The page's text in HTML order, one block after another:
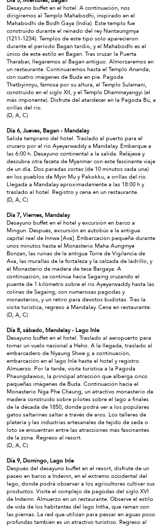
Desayuno buffet en el hotel. A continuación, nos
dirigiremos al Templo Mahabodhi, inspirado en el
Mahabodhi de Bodh Gaya (India). Este templo fue
construido durante el reinado del rey Nantaungmya
(1211-1234). Templos de este tipo solo aparecieron
durante el período Bagan tardío, y el Mahabodhi es el
único de este estilo en Bagan. Tras cruzar la Puerta
Tharabar, llegaremos al Bagan antiguo. Almorzaremos en
un restaurante. Continuaremos hasta el Templo Ananda,
con cuatro imágenes de Buda en pie. Pagoda
Thatbyinnyu, famosa por su altura, el Templo Sulamani,
construido en el siglo XII, y el Templo Dhammayangyi (el
más imponente). Disfrute del atardecer en la Pagoda Bu, a
orillas del río.
(D, A, C)
Día 6, Jueves, Bagan - Mandalay
Salida temprano del hotel. Traslado al puerto para el
crucero por el río Ayeyarwaddy a Mandalay. Embarque a
las 6:00 h. Desayuno continental a la salida. Relájese y
descubra otra faceta de Myanmar con este fascinante viaje
de un día. Dos paradas cortas (de 10 minutos cada una)
en los pueblos de Myin Mu y Pakokku, a orillas del río.
Llegada a Mandalay aproximadamente a las 18:00 h y
traslado al hotel. Registro y cena en un restaurante.
(D, A, C)
Día 7, Viernes, Mandalay
Desayuno buffet en el hotel y excursión en barco a
Mingun. Después, excursión en autobús a la antigua
capital real de Innwa [Ava]. Embarcación pequeña durante
unos minutos hasta el Monasterio Maha Aungmye
Bonzan, las ruinas de la antigua Torre de Vigilancia de
Ava, las murallas de la fortaleza y la calzada de ladrillo, y
el Monasterio de madera de teca Bargaya. A
continuación, se continúa hacia Sagaing cruzando el
puente de 1 kilómetro sobre el río Ayeyarwaddy hasta las
colinas de Sagaing, con numerosas pagodas y
monasterios, y un retiro para devotos budistas. Tras la
visita turística, regreso a Mandalay. Cena en restaurante.
(D, A, C)
Día 8, sábado, Mandalay - Lago Inle
Desayuno buffet en el hotel. Traslado al aeropuerto para
tomar un vuelo nacional a Heho. A la llegada, traslado al
embarcadero de Nyaung Shwe y, a continuación,
embarcación en el lago Inle hasta el hotel y registro.
Almuerzo. Por la tarde, visita turística a la Pagoda
Phaungdawoo, la principal atracción que alberga cinco
pequeñas imágenes de Buda. Continuación hacia el
Monasterio Nga Phe Chaung, un atractivo monasterio de
madera construido sobre pilotes sobre el lago a finales
de la década de 1850, donde podrá ver a los populares
gatos saltarines saltar a través de aros. Los talleres de
platería y las industrias artesanales de tejido de seda o
loto se encuentran entre las atracciones más fascinantes
de la zona. Regreso al resort.
(D, A, C)
Día 9, Domingo, Lago Inle
Después del desayuno buffet en el resort, disfrute de un
paseo en barco a Indeinn, en el extremo occidental del
lago, donde podrá observar a los agricultores cultivar sus
productos. Visite el complejo de pagodas del siglo XVI
de Indeinn. Almuerzo en un restaurante. Observe el estilo
de vida de los habitantes del lago Intha, que reman con
las piernas. La red que utilizan para pescar en aguas poco
profundas también es un atractivo turístico. Regreso al